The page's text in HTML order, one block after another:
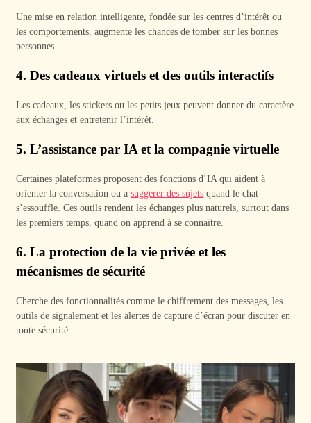
Une mise en relation intelligente, fondée sur les centres d’intérêt ou
les comportements, augmente les chances de tomber sur les bonnes
personnes.
4.Des cadeaux virtuels et des outils interactifs
Les cadeaux, les stickers ou les petits jeux peuvent donner du caractère
aux échanges et entretenir l’intérêt.
5.L’assistance par IA et la compagnie virtuelle
Certaines plateformes proposent des fonctions d’IA qui aident à
orienter la conversation ou àsuggérer des sujets quand le chat
s’essouffle. Ces outils rendent les échanges plus naturels, surtout dans
les premiers temps, quand on apprend à se connaître.
6.La protection de la vie privée et les
mécanismes de sécurité
Cherche des fonctionnalités comme le chiffrement des messages, les
outils de signalement et les alertes de capture d’écran pour discuter en
toute sécurité.